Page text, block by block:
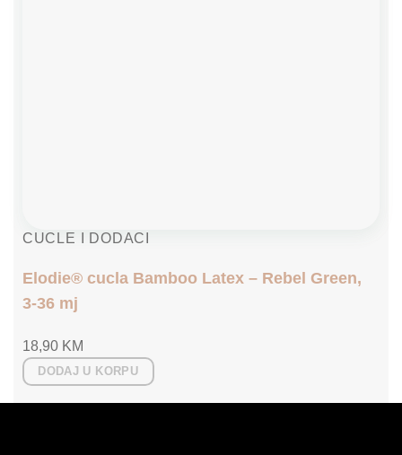
CUCLE I DODACI
Elodie® cucla Bamboo Latex – Rebel Green,
3-36 mj
18,90 KM
DODAJ U KORPU